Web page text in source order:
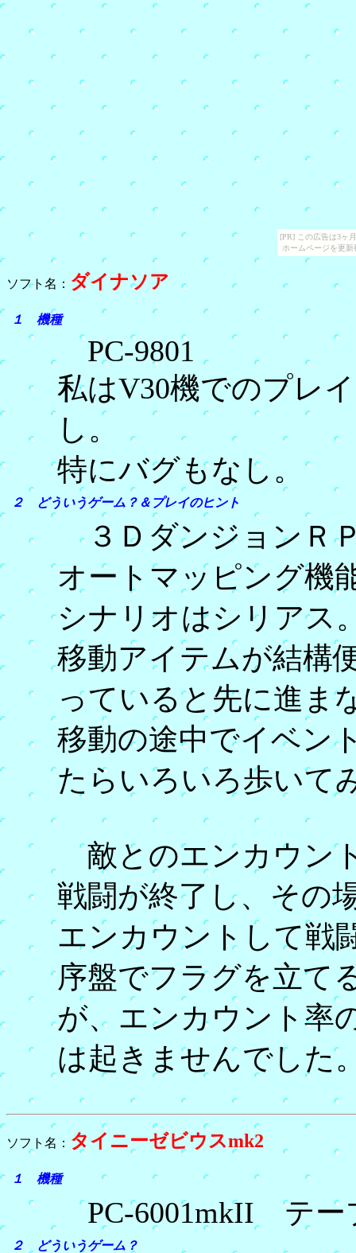
[PR] この広告は3ヶ
ホームページを更
ソフト名： ダイナソア
１ 機種
PC-9801
私はV30機でのプレ
し。
特にバグもなし。
２ どういうゲーム？＆プレイのヒント
３ＤダンジョンＲ
オートマッピング機
シナリオはシリアス
移動アイテムが結構
っていると先に進ま
移動の途中でイベン
たらいろいろ歩いて
敵とのエンカウン
戦闘が終了し、その
エンカウントして戦
序盤でフラグを立て
が、エンカウント率
は起きませんでし
ソフト名： タイニーゼビウスmk2
１ 機種
PC-6001mkII テー
２ どういうゲーム？